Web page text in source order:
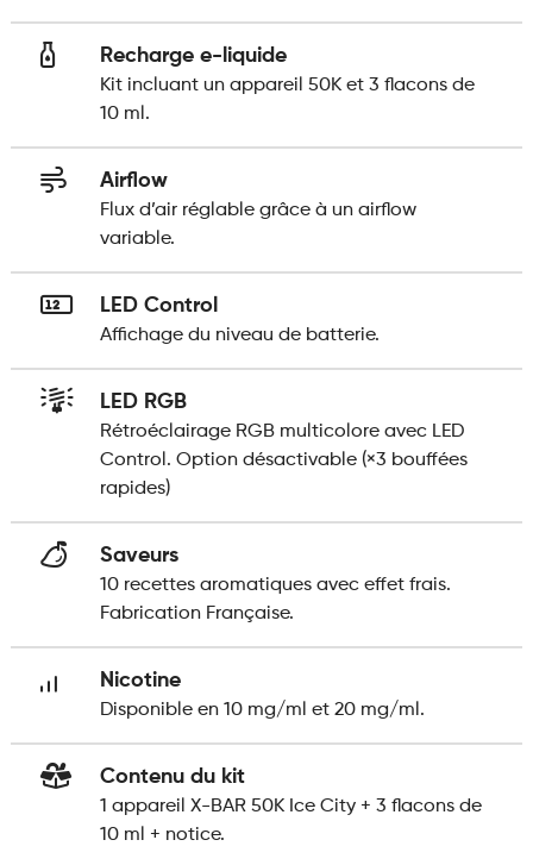
Recharge e-liquide
Kit incluant un appareil 50K et 3 flacons de
10 ml.
Airflow
Flux d’air réglable grâce à un airflow
variable.
LED Control
Affichage du niveau de batterie.
LED RGB
Rétroéclairage RGB multicolore avec LED
Control. Option désactivable (×3 bouffées
rapides)
Saveurs
10 recettes aromatiques avec effet frais.
Fabrication Française.
Nicotine
Disponible en 10 mg/ml et 20 mg/ml.
Contenu du kit
1 appareil X-BAR 50K Ice City + 3 flacons de
10 ml + notice.